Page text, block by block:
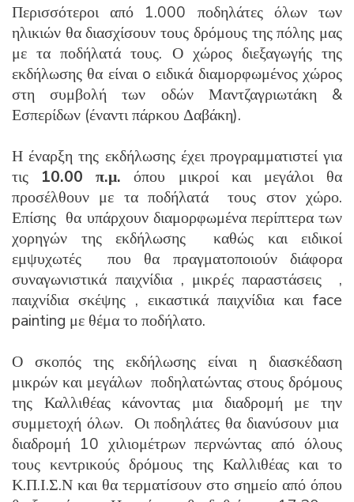
Περισσότεροι από 1.000 ποδηλάτες όλων των
ηλικιών θα διασχίσουν τους δρόμους της πόλης μας
με τα ποδήλατά τους. Ο χώρος διεξαγωγής της
εκδήλωσης θα είναι o ειδικά διαμορφωμένος χώρος
στη συμβολή των οδών Μαντζαγριωτάκη &
Εσπερίδων (έναντι πάρκου Δαβάκη).
Η έναρξη της εκδήλωσης έχει προγραμματιστεί για
τις 10.00 π.μ. όπου μικροί και μεγάλοι θα
προσέλθουν με τα ποδήλατά τους στον χώρο.
Επίσης θα υπάρχουν διαμορφωμένα περίπτερα των
χορηγών της εκδήλωσης καθώς και ειδικοί
εμψυχωτές που θα πραγματοποιούν διάφορα
συναγωνιστικά παιχνίδια , μικρές παραστάσεις ,
παιχνίδια σκέψης , εικαστικά παιχνίδια και face
painting με θέμα το ποδήλατο.
Ο σκοπός της εκδήλωσης είναι η διασκέδαση
μικρών και μεγάλων ποδηλατώντας στους δρόμους
της Καλλιθέας κάνοντας μια διαδρομή με την
συμμετοχή όλων. Οι ποδηλάτες θα διανύσουν μια
διαδρομή 10 χιλιομέτρων περνώντας από όλους
τους κεντρικούς δρόμους της Καλλιθέας και το
Κ.Π.Ι.Σ.Ν και θα τερματίσουν στο σημείο από όπου